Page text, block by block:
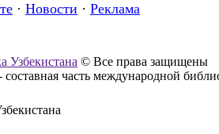
· Новости · Реклама
Узбекистана © Все права защищены
часть международной